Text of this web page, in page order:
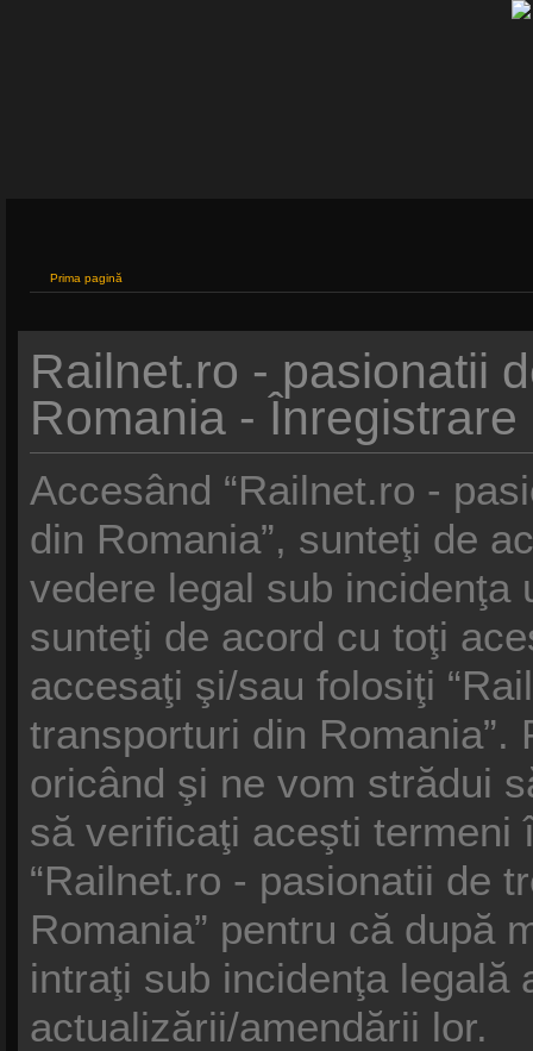
Prima pagină
Railnet.ro - pasionatii
Romania - Înregistrare
Accesând “Railnet.ro -
din Romania”, sunteţi de
vedere legal sub incidenţa
sunteţi de acord cu toţi
accesaţi şi/sau folosiţi
transporturi din
oricând şi ne vom strădui
să verificaţi aceşti termeni
“Railnet.ro - pasionatii de
Romania” pentru că după
intraţi sub incidenţa legală
actualizării/amendării lor.